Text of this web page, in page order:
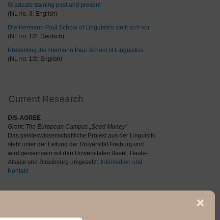
Graduate training past and present
(NL no. 3: English)
Die Hermann Paul School of Linguistics stellt sich vor
(NL no. 1/2: Deutsch)
Presenting the Hermann Paul School of Linguistics
(NL no. 1/2: English)
Current Research
DIS-AGREE
Grant: The European Campus „Seed Money“
Das geisteswissenschaftliche Projekt aus der Linguistik
steht unter der Leitung der Universität Freiburg und
wird gemeinsam mit den Universitäten Basel, Haute-
Alsace und Strasbourg umgesetzt. Information und
Kontakt